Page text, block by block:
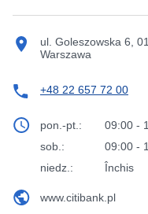
ul. Goleszowska 6,
Warszawa
+48 22 657 72 00
pon.-pt.:
09:00 -
sob.:
09:00 -
niedz.:
Închis
www.citibank.pl